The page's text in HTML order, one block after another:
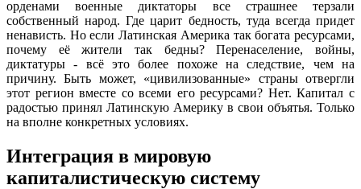
орденами военные диктаторы все страшнее терзали
собственный народ. Где царит бедность, туда всегда придет
ненависть. Но если Латинская Америка так богата ресурсами,
почему её жители так бедны? Перенаселение, войны,
диктатуры - всё это более похоже на следствие, чем на
причину. Быть может, «цивилизованные» страны отвергли
этот регион вместе со всеми его ресурсами? Нет. Капитал с
радостью принял Латинскую Америку в свои объятья. Только
на вполне конкретных условиях.
Интеграция в мировую
капиталистическую систему